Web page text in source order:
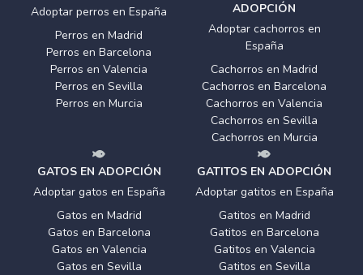
Adoptar perros en España
Perros en Madrid
Perros en Barcelona
Perros en Valencia
Perros en Sevilla
Perros en Murcia
ADOPCIÓN
Adoptar cachorros en
España
Cachorros en Madrid
Cachorros en Barcelona
Cachorros en Valencia
Cachorros en Sevilla
Cachorros en Murcia
GATOS EN ADOPCIÓN
Adoptar gatos en España
Gatos en Madrid
Gatos en Barcelona
Gatos en Valencia
Gatos en Sevilla
GATITOS EN ADOPCIÓN
Adoptar gatitos en España
Gatitos en Madrid
Gatitos en Barcelona
Gatitos en Valencia
Gatitos en Sevilla